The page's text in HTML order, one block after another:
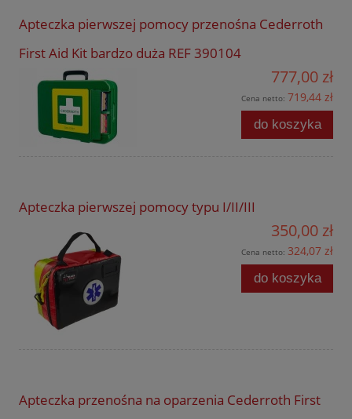
Apteczka pierwszej pomocy przenośna Cederroth
First Aid Kit bardzo duża REF 390104
777,00 zł
Cena netto: 719,44 zł
do koszyka
Apteczka pierwszej pomocy typu I/II/III
350,00 zł
Cena netto: 324,07 zł
do koszyka
Apteczka przenośna na oparzenia Cederroth First